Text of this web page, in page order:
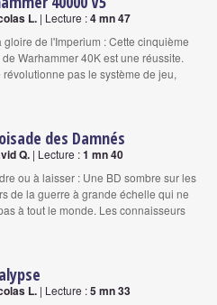
L. | Lecture :4 mn 47
gloire de l'Imperium : Cette cinquième
Warhammer 40K est une réussite.
révolutionne pas le système de jeu,
des Damnés
Q. | Lecture :1 mn 40
ou à laisser : Une BD sombre sur les
de la guerre à grande échelle qui ne
à tout le monde. Les connaisseurs
L. | Lecture :5 mn 33